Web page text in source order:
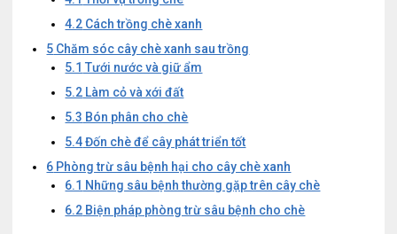
4.2 Cách trồng chè xanh
5 Chăm sóc cây chè xanh sau trồng
5.1 Tưới nước và giữ ẩm
5.2 Làm cỏ và xới đất
5.3 Bón phân cho chè
5.4Đốn chè để cây phát triển tốt
6 Phòng trừ sâu bệnh hại cho cây chè xanh
6.1 Những sâu bệnh thường gặp trên cây chè
6.2 Biện pháp phòng trừ sâu bệnh cho chè